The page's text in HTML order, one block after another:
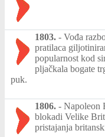
1803. - Vođa
pratilaca
popularnost kod
pljačkala bogate
puk.
1806. - Napoleon
blokadi Velike
pristajanja